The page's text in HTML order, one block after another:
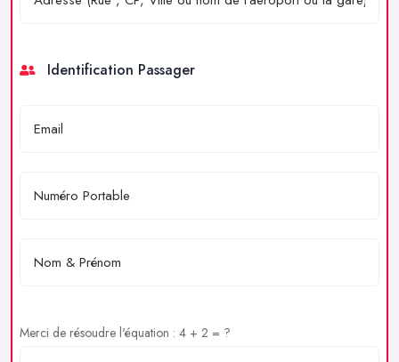
Identification Passager
Merci de résoudre l'équation : 4 + 2 = ?